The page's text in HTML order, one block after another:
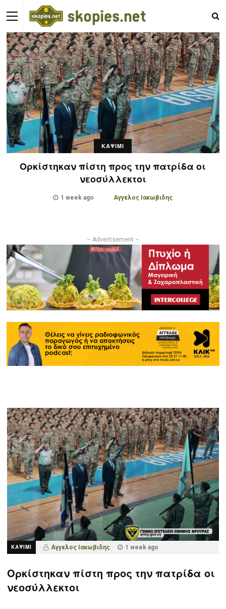
ΚΑΨΙΜΙ
Ορκίστηκαν πίστη προς την πατρίδα οι
νεοσύλλεκτοι
1 week ago Αγγελος Ιακωβιδης
– Advertisement –
ΚΑΨΙΜΙ Αγγελος Ιακωβιδης 1 week ago
Ορκίστηκαν πίστη προς την πατρίδα οι
νεοσύλλεκτοι